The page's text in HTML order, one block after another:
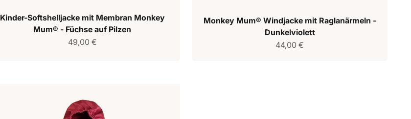
Kinder-Softshelljacke mit Membran Monkey
Mum® - Füchse auf Pilzen
Verkaufspreis
49,00 €
Monkey Mum® Windjacke mit Raglanärmeln -
Dunkelviolett
Verkaufspreis
44,00 €